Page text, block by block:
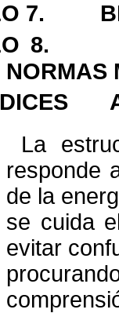
7.
8.
NORMAS
La
responde
de la
se cuida
evitar